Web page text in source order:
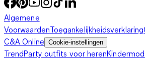
Algemene
VoorwaardenToegankelijkheidsverklaring
C&A Online Cookie-instellingen
TrendParty outfits voor heren